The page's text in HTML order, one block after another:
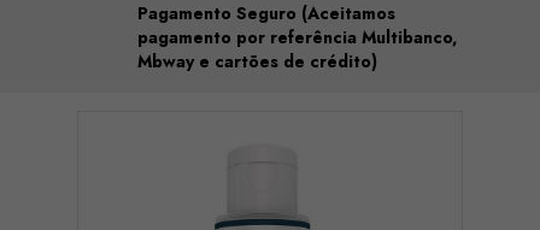
Pagamento Seguro (Aceitamos
pagamento por referência Multibanco,
Mbway e cartões de crédito)